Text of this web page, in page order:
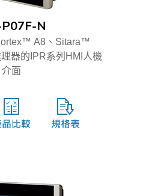
N
A8、Sitara™
器的IPR系列HMI人機
介面